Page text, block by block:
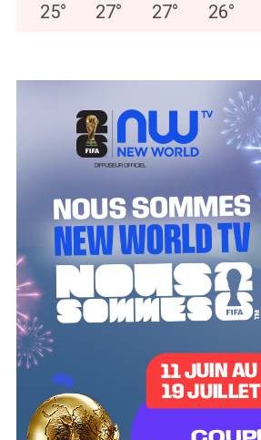
25° 27° 27° 26°